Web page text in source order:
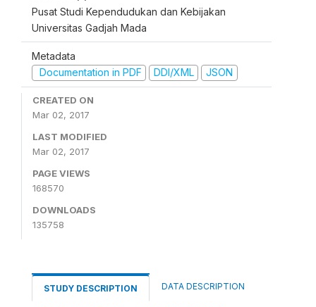
Pusat Studi Kependudukan dan Kebijakan
Universitas Gadjah Mada
Metadata
Documentation in PDF
DDI/XML JSON
CREATED ON
Mar 02, 2017
LAST MODIFIED
Mar 02, 2017
PAGE VIEWS
168570
DOWNLOADS
135758
STUDY DESCRIPTION DATA DESCRIPTION